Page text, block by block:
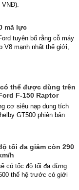
VNĐ).
mã lực
tuyên bố rằng cỗ máy
V8 mạnh nhất thế giới,
thể được dùng trên
F-150 Raptor
cơ siêu nạp dung tích
GT500 phiên bản
tối đa giảm còn 290
h
có tốc độ tối đa dừng
thế hệ trước có giới